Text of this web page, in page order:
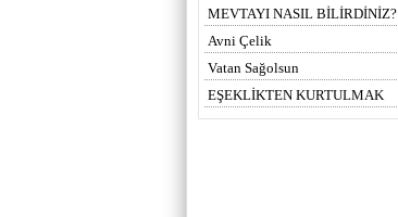
MEVTAYI NASIL BİLİRDİNİZ?
Avni Çelik
Vatan Sağolsun
EŞEKLİKTEN KURTULMAK